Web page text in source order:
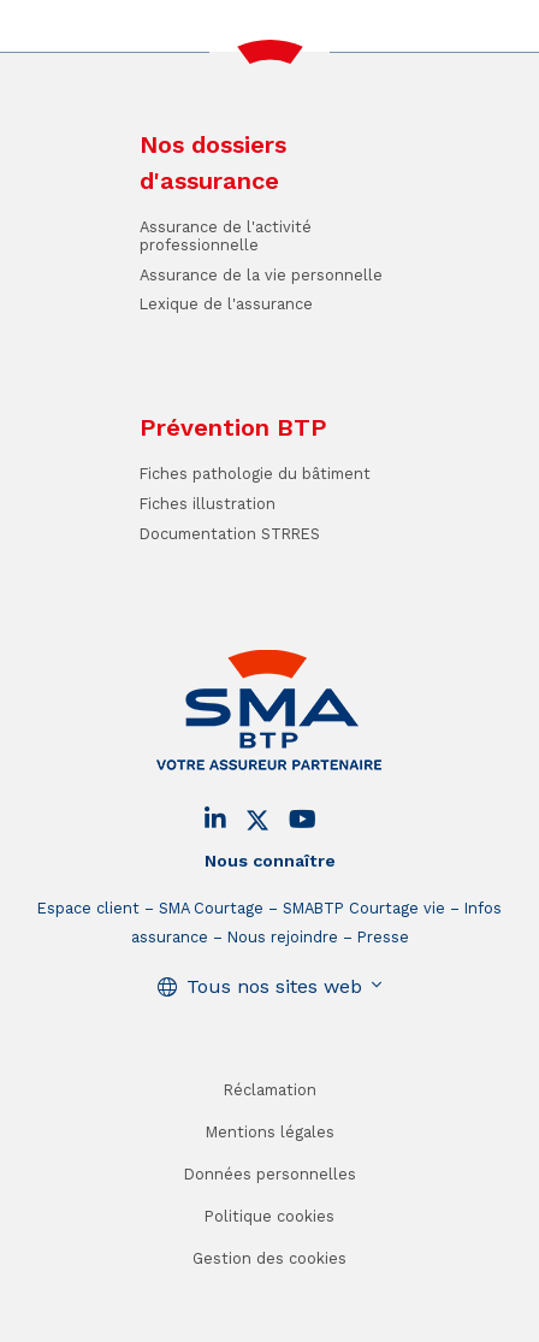
Nous connaître
Espace client SMA Courtage SMABTP Courtage vie
Infos
assurance
Nous rejoindre Presse
Tous nos sites web
Nos dossiers
d'assurance
Assurance de l'activité
professionnelle
Assurance de la vie personnelle
Lexique de l'assurance
Prévention BTP
Fiches pathologie du bâtiment
Fiches illustration
Documentation STRRES
Réclamation
Mentions légales
Données personnelles
Politique cookies
Gestion des cookies